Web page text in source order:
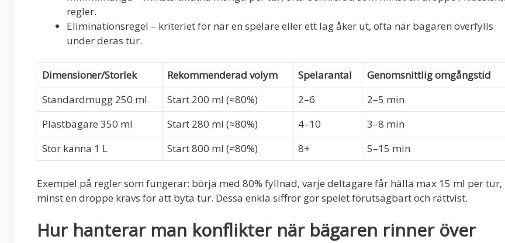
regler.
Eliminationsregel – kriteriet för när en spelare eller ett lag åker ut, ofta när bägaren överfylls
under deras tur.
Dimensioner/Storlek Rekommenderad volym Spelarantal
Genomsnittlig omgångstid
Standardmugg 250 ml
Start 200 ml (≈80%) 2–6
2–5 min
Plastbägare 350 ml
Start 280 ml (≈80%) 4–10
3–8 min
Stor kanna 1 L
Start 800 ml (≈80%) 8+ 5–15 min
Exempel på regler som fungerar: börja med 80% fyllnad, varje deltagare får hälla max 15 ml per tur,
minst en droppe krävs för att byta tur. Dessa enkla siffror gör spelet förutsägbart och rättvist.
Hur hanterar man konflikter när bägaren rinner över